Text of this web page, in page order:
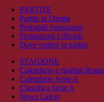
PARTITE
Partite in Diretta
Probabili formazioni
Formazioni Ufficiali
Dove vedere la partita
STAGIONE
Calendario e risultati Roma
Calendario Serie A
Classifica Serie A
News Calcio